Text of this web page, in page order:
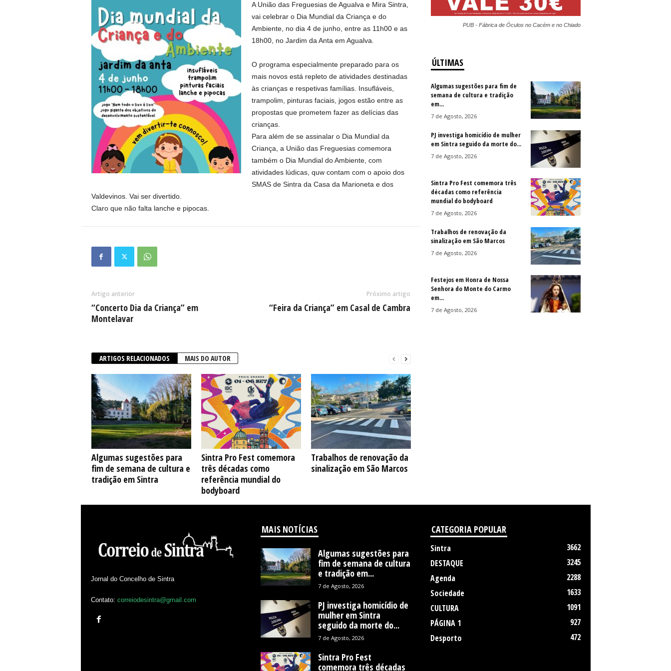
A União das Freguesias de Agualva e Mira Sintra,
vai celebrar o Dia Mundial da Criança e do
Ambiente, no dia 4 de junho, entre as 11h00 e as
18h00, no Jardim da Anta em Agualva.
O programa especialmente preparado para os
mais novos está repleto de atividades destinadas
às crianças e respetivas famílias. Insufláveis,
trampolim, pinturas faciais, jogos estão entre as
propostas que prometem fazer as delícias das
crianças.
Para além de se assinalar o Dia Mundial da
Criança, a União das Freguesias comemora
também o Dia Mundial do Ambiente, com
atividades lúdicas, quw contam com o apoio dos
SMAS de Sintra da Casa da Marioneta e dos
Valdevinos. Vai ser divertido.
Claro que não falta lanche e pipocas.
Artigo anterior
“Concerto Dia da Criança” em
Montelavar
Próximo artigo
“Feira da Criança” em Casal de Cambra
ARTIGOS RELACIONADOS MAIS DO AUTOR
Algumas sugestões para
fim de semana de cultura e
tradição em Sintra
Sintra Pro Fest comemora
três décadas como
referência mundial do
bodyboard
Trabalhos de renovação da
sinalização em São Marcos
PUB - Fábrica de Óculos no Cacém e no Chiado
ÚLTIMAS
Algumas sugestões para fim de
semana de cultura e tradição
em...
7 de Agosto, 2026
PJ investiga homicídio de mulher
em Sintra seguido da morte do...
7 de Agosto, 2026
Sintra Pro Fest comemora três
décadas como referência
mundial do bodyboard
7 de Agosto, 2026
Trabalhos de renovação da
sinalização em São Marcos
7 de Agosto, 2026
Festejos em Honra de Nossa
Senhora do Monte do Carmo
em...
7 de Agosto, 2026
Jornal do Concelho de Sintra
Contato: correiodesintra@gmail.com
MAIS NOTÍCIAS
Algumas sugestões para
fim de semana de cultura
e tradição em...
7 de Agosto, 2026
PJ investiga homicídio de
mulher em Sintra
seguido da morte do...
7 de Agosto, 2026
Sintra Pro Fest
comemora três décadas
CATEGORIA POPULAR
Sintra
3662
DESTAQUE
3245
Agenda
2288
Sociedade
1633
CULTURA
1091
PÁGINA 1
927
Desporto
472